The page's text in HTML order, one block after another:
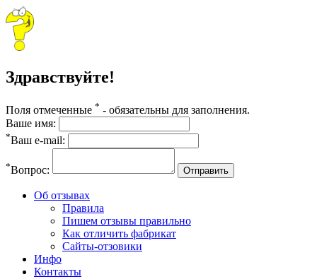
Здравствуйте!
Поля отмеченные * - обязательны для заполнения.
Ваше имя:
*Ваш e-mail:
*Вопрос: Отправить
Об отзывах
Правила
Пишем отзывы правильно
Как отличить фабрикат
Сайты-отзовики
Инфо
Контакты